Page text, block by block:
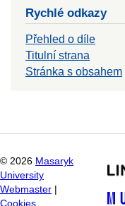
Rychlé odkazy
Přehled o díle
Titulní strana
Stránka s obsahem
© 2026 Masaryk
University
Webmaster
Cookies